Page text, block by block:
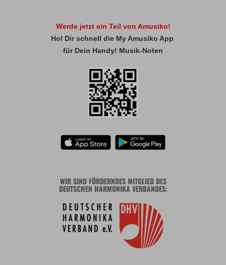
Werde jetzt ein Teil von Amusiko!
Hol Dir schnell die My Amusiko App
für Dein Handy! Musik-Noten
WIR SIND FÖRDERNDES MITGLIED DES
DEUTSCHEN HARMONIKA VERBANDES: